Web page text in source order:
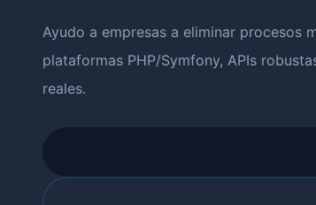
Ayudo a empresas a eliminar procesos
plataformas PHP/Symfony, APIs
reales.